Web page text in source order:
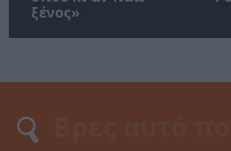
ξένος»